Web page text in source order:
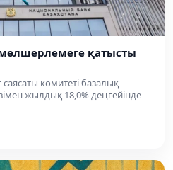
қатысты
комитеті базалық
жылдық 18,0% деңгейінде